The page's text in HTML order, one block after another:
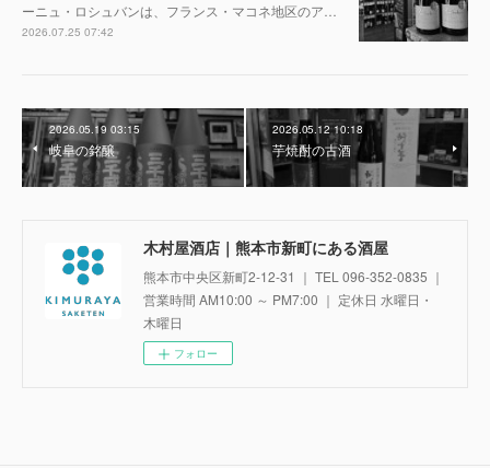
ーニュ・ロシュバンは、フランス・マコネ地区のア…
2026.07.25 07:42
2026.05.19 03:15
岐阜の銘醸
2026.05.12 10:18
芋焼酎の古酒
木村屋酒店｜熊本市新町にある酒屋
熊本市中央区新町2-12-31 ｜ TEL 096-352-0835 ｜
営業時間 AM10:00 ～ PM7:00 ｜ 定休日 水曜日・
木曜日
フォロー